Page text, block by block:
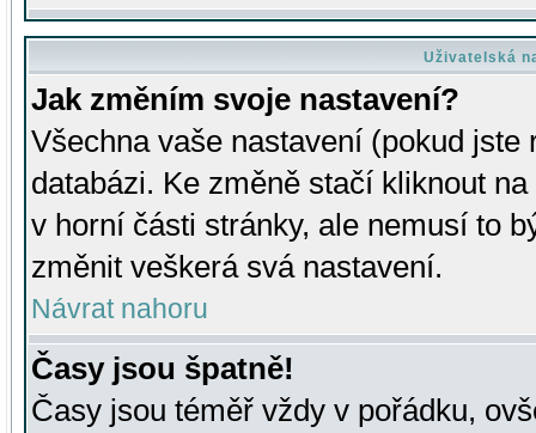
Uživatelská
Jak změním svoje nastavení?
Všechna vaše nastavení (pokud
databázi. Ke změně stačí kliknout
v horní části stránky, ale nemusí to
změnit veškerá svá nastavení.
Návrat nahoru
Časy jsou špatně!
Časy jsou téměř vždy v pořádku,